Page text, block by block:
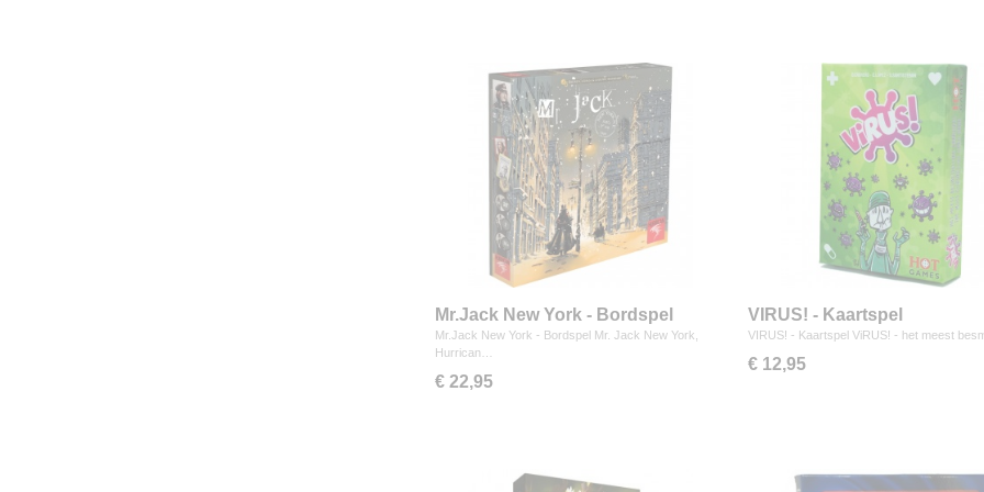
Mr.Jack New York - Bordspel
Mr.Jack New York - Bordspel Mr. Jack New York,
Hurrican…
€ 22,95
VIRUS! - Kaartspel
VIRUS! - Kaartspel ViRUS! - het meest
€ 12,95